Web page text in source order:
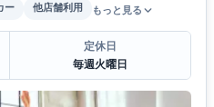
ー 他店舗利用 もっと見る
定休日
毎週火曜日